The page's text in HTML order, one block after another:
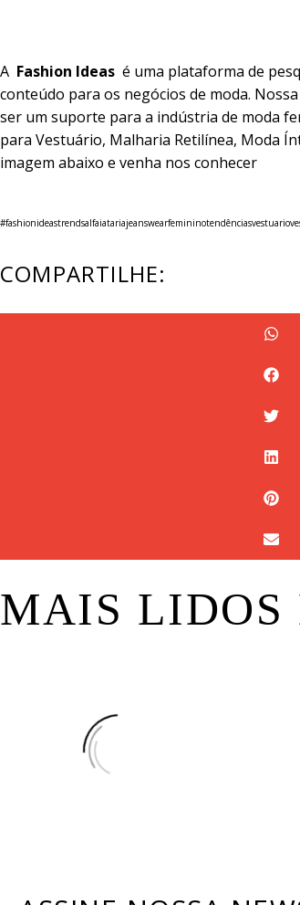
A Fashion Ideas é uma plataforma de
conteúdo para os negócios de moda.
ser um suporte para a indústria de moda
para Vestuário, Malharia Retilínea, Moda
imagem abaixo e venha nos conhecer
#fashionideastrendsalfaiatariajeanswearfemininotendênciasvestuario
COMPARTILHE:
MAIS LIDOS